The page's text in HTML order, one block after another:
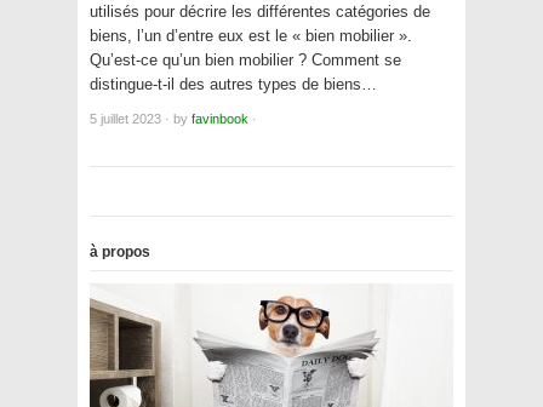
utilisés pour décrire les différentes catégories de
biens, l’un d’entre eux est le « bien mobilier ».
Qu’est-ce qu’un bien mobilier ? Comment se
distingue-t-il des autres types de biens…
5 juillet 2023 · by favinbook ·
à propos